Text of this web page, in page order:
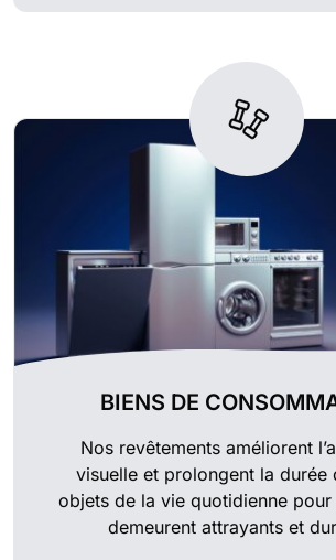
BIENS DE
Nos revêtements améliorent
visuelle et prolongent la durée
objets de la vie quotidienne
demeurent attrayants et